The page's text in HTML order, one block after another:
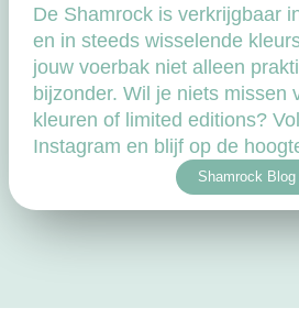
De Shamrock is verkrijgbaar
en in steeds wisselende
jouw voerbak niet alleen
bijzonder. Wil je niets missen
kleuren of limited editions?
Instagram en blijf op de
Shamrock Blog